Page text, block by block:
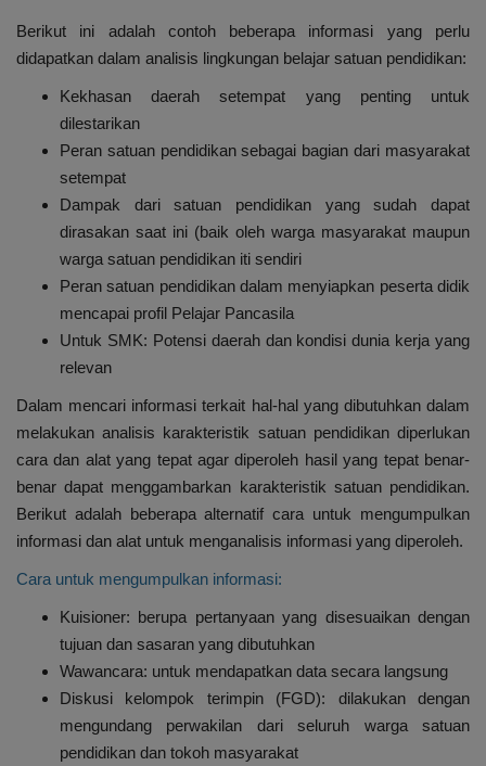
Berikut ini adalah contoh beberapa informasi yang perlu
didapatkan dalam analisis lingkungan belajar satuan pendidikan:
Kekhasan daerah setempat yang penting untuk
dilestarikan
Peran satuan pendidikan sebagai bagian dari masyarakat
setempat
Dampak dari satuan pendidikan yang sudah dapat
dirasakan saat ini (baik oleh warga masyarakat maupun
warga satuan pendidikan iti sendiri
Peran satuan pendidikan dalam menyiapkan peserta didik
mencapai profil Pelajar Pancasila
Untuk SMK: Potensi daerah dan kondisi dunia kerja yang
relevan
Dalam mencari informasi terkait hal-hal yang dibutuhkan dalam
melakukan analisis karakteristik satuan pendidikan diperlukan
cara dan alat yang tepat agar diperoleh hasil yang tepat benar-
benar dapat menggambarkan karakteristik satuan pendidikan.
Berikut adalah beberapa alternatif cara untuk mengumpulkan
informasi dan alat untuk menganalisis informasi yang diperoleh.
Cara untuk mengumpulkan informasi:
Kuisioner: berupa pertanyaan yang disesuaikan dengan
tujuan dan sasaran yang dibutuhkan
Wawancara: untuk mendapatkan data secara langsung
Diskusi kelompok terimpin (FGD): dilakukan dengan
mengundang perwakilan dari seluruh warga satuan
pendidikan dan tokoh masyarakat